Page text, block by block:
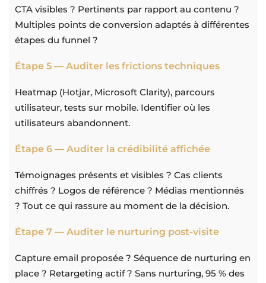
CTA visibles ? Pertinents par rapport au contenu ?
Multiples points de conversion adaptés à différentes
étapes du funnel ?
Étape 5 — Auditer les frictions techniques
Heatmap (Hotjar, Microsoft Clarity), parcours
utilisateur, tests sur mobile. Identifier où les
utilisateurs abandonnent.
Étape 6 — Auditer la crédibilité affichée
Témoignages présents et visibles ? Cas clients
chiffrés ? Logos de référence ? Médias mentionnés
? Tout ce qui rassure au moment de la décision.
Étape 7 — Auditer le nurturing post-visite
Capture email proposée ? Séquence de nurturing en
place ? Retargeting actif ? Sans nurturing, 95 % des